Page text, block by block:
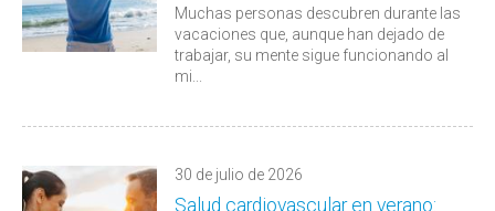
Muchas personas descubren durante las
vacaciones que, aunque han dejado de
trabajar, su mente sigue funcionando al
mi...
30 de julio de 2026
Salud cardiovascular en verano: